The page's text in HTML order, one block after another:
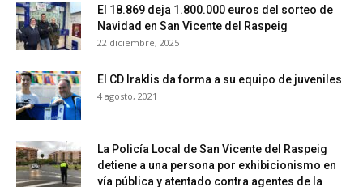
El 18.869 deja 1.800.000 euros del sorteo de
Navidad en San Vicente del Raspeig
22 diciembre, 2025
El CD Iraklis da forma a su equipo de juveniles
4 agosto, 2021
La Policía Local de San Vicente del Raspeig
detiene a una persona por exhibicionismo en
vía pública y atentado contra agentes de la